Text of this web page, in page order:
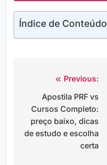
Índice de Conteúdo
Navegação
Post
Previous:
Apostila PRF vs
Cursos Completo:
preço baixo, dicas
de estudo e escolha
certa